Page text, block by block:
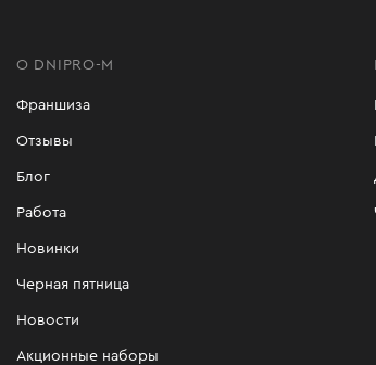
О DNIPRO-M
Франшиза
Отзывы
Блог
Работа
Новинки
Черная пятница
Новости
Акционные наборы